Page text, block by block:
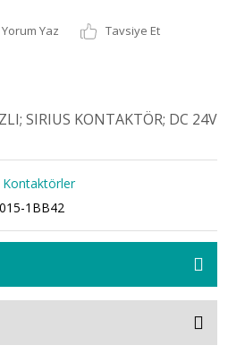
Yorum Yaz
Tavsiye Et
SIRIUS KONTAKTÖR; DC 24V
Kontaktörler
1BB42